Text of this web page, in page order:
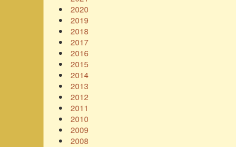
2020
2019
2018
2017
2016
2015
2014
2013
2012
2011
2010
2009
2008